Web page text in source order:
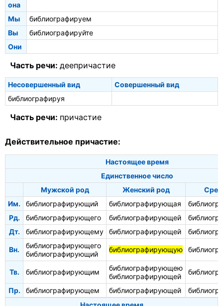
она
Мы
библиографируем
Вы
библиографируйте
Они
Часть речи: деепричастие
Несовершенный вид
Совершенный вид
библиографируя
Часть речи: причастие
Действительное причастие:
Настоящее время
Единственное число
Мужской род
Женский род
Им.
библиографирующий библиографирующая
Рд.
библиографирующего библиографирующей
Дт.
библиографирующему библиографирующей
Вн.
библиографирующего
библиографирующий
библиографирующую
Тв. библиографирующим
библиографирующею
библиографирующей
Пр. библиографирующем библиографирующей